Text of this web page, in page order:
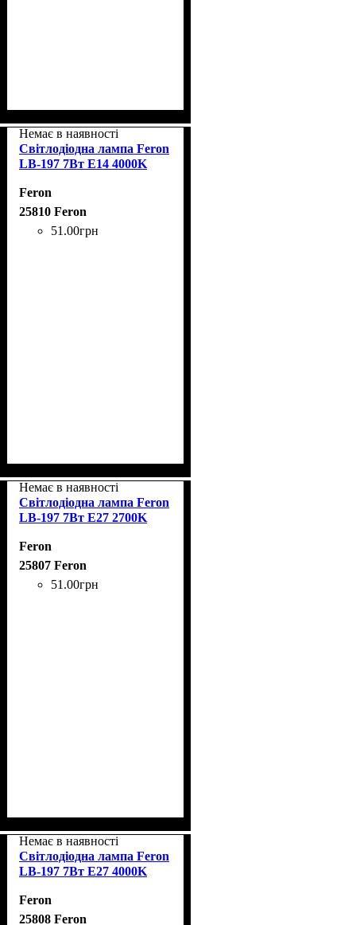
Немає в наявності
Світлодіодна лампа Feron
LB-197 7Вт E14 4000K
Feron
25810 Feron
51 .00грн
Немає в наявності
Світлодіодна лампа Feron
LB-197 7Вт E27 2700K
Feron
25807 Feron
51 .00грн
Немає в наявності
Світлодіодна лампа Feron
LB-197 7Вт E27 4000K
Feron
25808 Feron